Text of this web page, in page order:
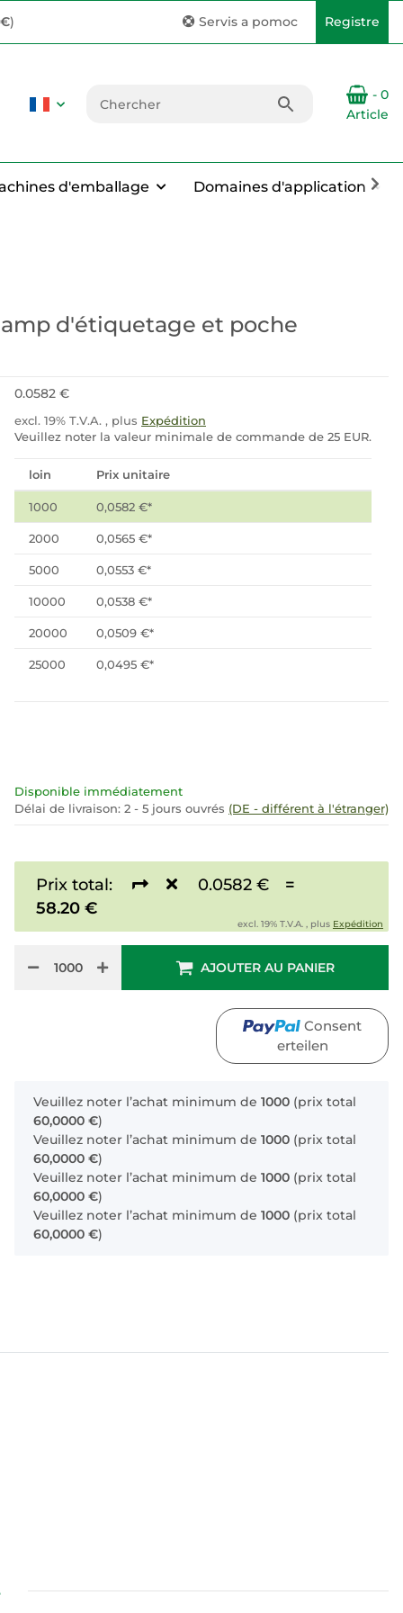
) Servis a pomoc Registre
- 0
Article
d'emballage Domaines d'application
d'étiquetage et poche
Disponible immédiatement
Délai de livraison: 2 - 5 jours ouvrés (DE - différent à l'étranger)
0.0582 €
excl. 19% T.V.A. , plus Expédition
Veuillez noter la valeur minimale de commande de 25 EUR.
loin Prix unitaire
1000 0,0582 €*
2000 0,0565 €*
5000 0,0553 €*
10000 0,0538 €*
20000 0,0509 €*
25000 0,0495 €*
Prix total: 0.0582 €
=
58.20 €
excl. 19% T.V.A. , plus Expédition
AJOUTER AU PANIER
Consent
erteilen
x
Veuillez noter l’achat minimum de 1000 (prix total
60,0000 €)
Veuillez noter l’achat minimum de 1000 (prix total
60,0000 €)
Veuillez noter l’achat minimum de 1000 (prix total
60,0000 €)
Veuillez noter l’achat minimum de 1000 (prix total
60,0000 €)